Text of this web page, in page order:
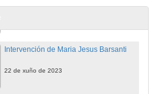
Intervención de Maria Jesus Barsanti
22 de xuño de 2023